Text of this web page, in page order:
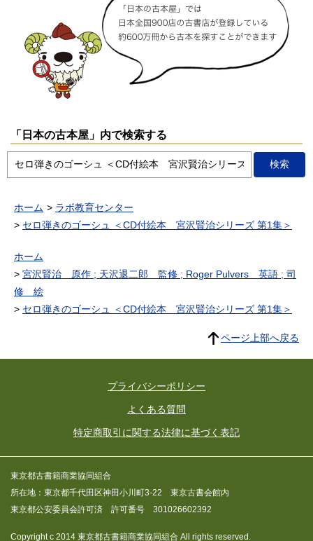
「日本の古本屋」内で検索する
ホーム
ラボ教育センター
セロ弾きのゴーシュ ＜CD付絵本 宮沢賢治シリーズ 第1集＞
ホーム
宮沢賢治 原作 ; 天沢退二郎 監修 ; Roger Pulvers 英語 ; 司
修 絵
セロ弾きのゴーシュ ＜CD付絵本 宮沢賢治シリーズ 第1集＞
ページ上部へ戻る
プライバシーポリシー
よくある質問
特定商取引に関する法律に基づく表記
東京都古書籍商業協同組合
所在地：東京都千代田区神田小川町3-22 東京古書会館内
東京都公安委員会許可済 許可番号 301026602392
Copyright c 2014 東京都古書籍商業協同組合 All rights reserved.